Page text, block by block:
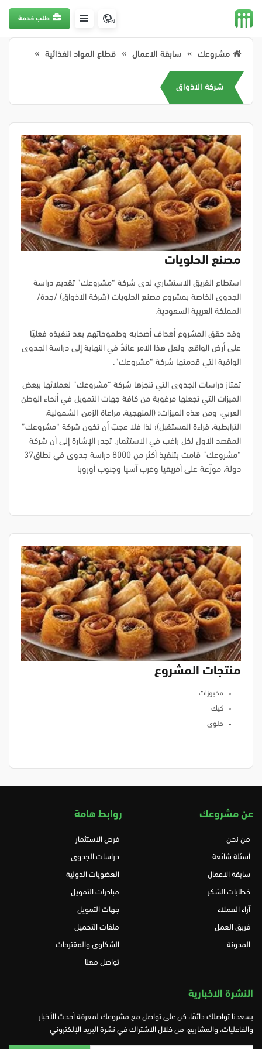
EN طلب خدمة
مشروعك سابقة الاعمال قطاع المواد الغذائية
شركة الأذواق
مصنع الحلويات
استطاع الفريق الاستشاري لدى شركة “مشروعك” تقديم دراسة
الجدوى الخاصة بمشروع مصنع الحلويات (شركة الأذواق) /جدة/
المملكة العربية السعودية.
وقد حقق المشروع أهداف أصحابه وطموحاتهم بعد تنفيذه فعليًا
على أرض الواقع، ولعل هذا الأمر عائدٌ في النهاية إلى دراسة الجدوى
الوافية التي قدمتها شركة “مشروعك”.
تمتاز دراسات الجدوى التي تنجزها شركة “مشروعك” لعملائها ببعض
الميزات التي تجعلها مرغوبة من كافة جهات التمويل في أنحاء الوطن
العربي، ومن هذه الميزات: (المنهجية، مراعاة الزمن، الشمولية،
الترابطية، قراءة المستقبل)؛ لذا فلا عجبَ أن تكون شركة “مشروعك”
المقصد الأول لكل راغب في الاستثمار. تجدر الإشارة إلى أن شركة
“مشروعك” قامت بتنفيذ أكثر من 8000 دراسة جدوى في نطاق37
دولة، موزّعة على أفريقيا وغرب آسيا وجنوب أوروبا
منتجات المشروع
مخبوزات
كيك
حلوى
عن مشروعك
من نحن
أسئلة شائعة
سابقة الاعمال
خطابات الشكر
آراء العملاء
فريق العمل
المدونة
روابط هامة
فرص الاستثمار
دراسات الجدوى
العضويات الدولية
مبادرات التمويل
جهات التمويل
ملفات التحميل
الشكاوى والمقترحات
تواصل معنا
النشرة الاخبارية
يسعدنا تواصلك دائمًا، كن على تواصل مع مشروعك لمعرفة أحدث الأخبار
والفاعليات، والمشاريع، من خلال الاشتراك في نشرة البريد الإلكتروني